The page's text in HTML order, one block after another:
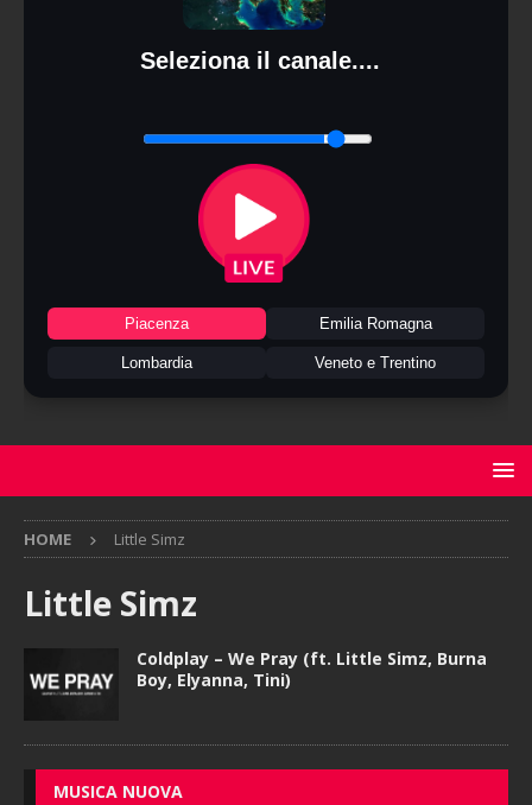
Seleziona il canale....
Piacenza Emilia Romagna
Lombardia Veneto e Trentino
HOME Little Simz
Little Simz
Coldplay – We Pray (ft. Little Simz, Burna
Boy, Elyanna, Tini)
MUSICA NUOVA